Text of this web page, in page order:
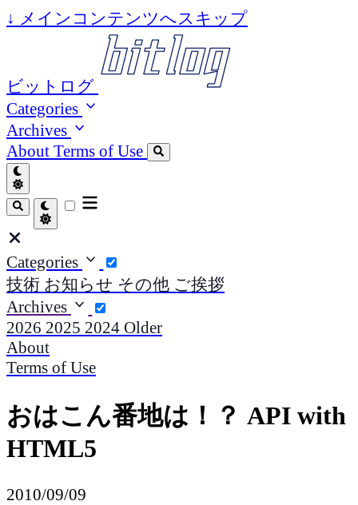
↓ メインコンテンツへスキップ
ビットログ
Categories
Archives
About Terms of Use
Categories
技術 お知らせ その他 ご挨拶
Archives
2026 2025 2024 Older
About
Terms of Use
おはこん番地は！？ API with
HTML5
2010/09/09